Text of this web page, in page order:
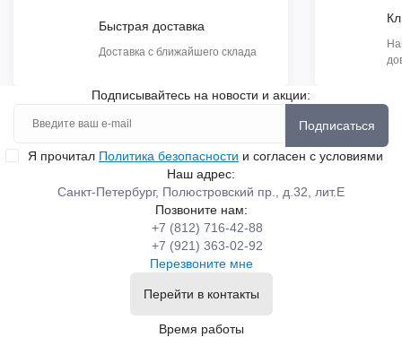
Быстрая доставка
Доставка с ближайшего склада
Подписывайтесь на новости и акции:
Подписаться
Я прочитал Политика безопасности и согласен с условиями
Наш адрес:
Санкт-Петербург, Полюстровский пр., д.32, лит.Е
Позвоните нам:
+7 (812) 716-42-88
+7 (921) 363-02-92
Перезвоните мне
Перейти в контакты
Время работы